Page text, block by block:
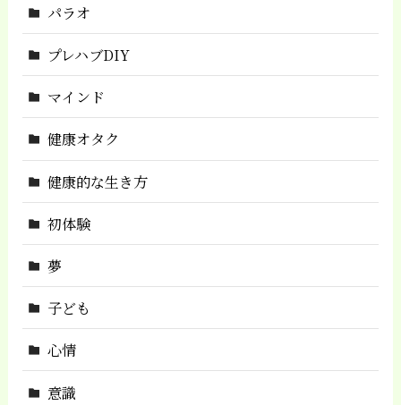
パラオ
プレハブDIY
マインド
健康オタク
健康的な生き方
初体験
夢
子ども
心情
意識